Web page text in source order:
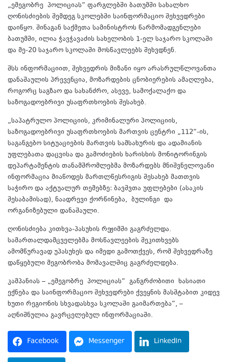
„ემეგობრე პოლიციას“ ფარგლებში ბათუმში სახალხო
ღონისძიების შემდეგ სკოლებში საინფორმაციო შეხვედრები
დაიწყო. შინაგან საქმეთა სამინისტროს წარმომადგენლები
ბათუმში, ილია ჭავჭავაძის სახელობის 1-ელ საჯარო სკოლაში
და მე-20 საჯარო სკოლაში მოსწავლეებს შეხვდნენ.
შსს ინფორმაციით, შეხვედრის მიზანი იყო არასრულწლოვანთა
დანაშაულის პრევენცია, მოზარდების ცნობიერების ამაღლება,
როგორც საგზაო და სახანძრო, ასევე, სამოქალაქო და
საზოგადოებრივი უსაფრთხოების შესახებ.
„საპატრულო პოლიციის, კრიმინალური პოლიციის,
საზოგადოებრივი უსაფრთხოების მართვის ცენტრი „112“-ის,
საგანგებო სიტუაციების მართვის სამსახურის და ადამიანის
უფლებათა დაცვისა და გამოძიების ხარისხის მონიტორინგის
დეპარტამენტის თანამშრომლებმა მოზარდებს მნიშვნელოვანი
ინფორმაცია მიაწოდეს მართლწესრიგის შესახებ მათთვის
საჭირო და აქტუალურ თემებზე: ბავშვთა უფლებები (ასაკის
შესაბამისად), ნაადრევი ქორწინება, ბულინგი და
ორგანიზებული დანაშაული.
ღონისძიება კითხვა-პასუხის რეჟიმში გაგრძელდა.
სამართალდამცველებმა მოსწავლეების შეკითხვებს
ამომწურავად უპასუხეს და იმედი გამოთქვეს, რომ შეხვედრაზე
დაწყებული მეგობრობა მომავალშიც გაგრძელდება.
კამპანიას – „ემეგობრე პოლიციას“ განგრძობითი ხასიათი
ექნება და საინფორმაციო შეხვედრები ქვეყნის მასშტაბით კიდევ
ხუთი რეგიონის სხვადასხვა სკოლაში გაიმართება“, –
აღნიშნულია გავრცელებულ ინფორმაციაში.
Facebook Messenger LinkedIn